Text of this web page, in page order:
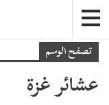
تصفح الوسم
عشائر غزة